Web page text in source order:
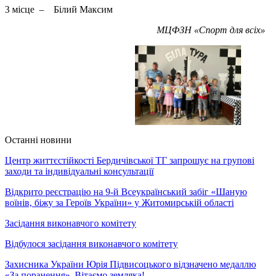
3 місце – Білий Максим
МЦФЗН «Спорт для всіх»
Останні новини
Центр життєстійкості Бердичівської ТГ запрошує на групові
заходи та індивідуальні консультації
Відкрито реєстрацію на 9-й Всеукраїнський забіг «Шаную
воїнів, біжу за Героїв України» у Житомирській області
Засідання виконавчого комітету
Відбулося засідання виконавчого комітету
Захисника України Юрія Підвисоцького відзначено медаллю